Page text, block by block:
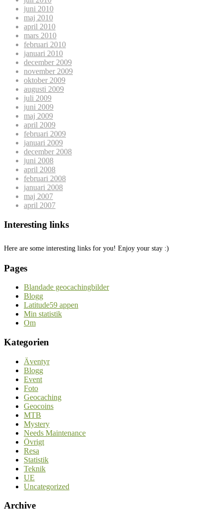
juni 2010
maj 2010
april 2010
mars 2010
februari 2010
januari 2010
december 2009
november 2009
oktober 2009
augusti 2009
juli 2009
juni 2009
maj 2009
april 2009
februari 2009
januari 2009
december 2008
juni 2008
april 2008
februari 2008
januari 2008
maj 2007
april 2007
Interesting links
Here are some interesting links for you! Enjoy your stay :)
Pages
Blandade geocachingbilder
Blogg
Latitude59 appen
Min statistik
Om
Kategorien
Äventyr
Blogg
Event
Foto
Geocaching
Geocoins
MTB
Mystery
Needs Maintenance
Övrigt
Resa
Statistik
Teknik
UE
Uncategorized
Archive